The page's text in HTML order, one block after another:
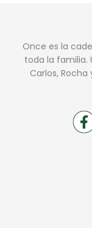
Once es la
toda la familia.
Carlos,